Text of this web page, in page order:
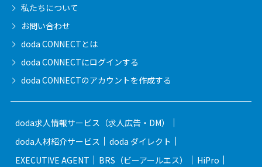
私たちについて
お問い合わせ
doda CONNECTとは
doda CONNECTにログインする
doda CONNECTのアカウントを作成する
doda求人情報サービス（求人広告・DM）
doda人材紹介サービス
doda ダイレクト
EXECUTIVE AGENT
BRS（ビーアールエス）
HiPro